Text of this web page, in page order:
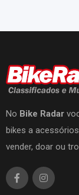
No Bike Radar
bikes a
vender, doar ou